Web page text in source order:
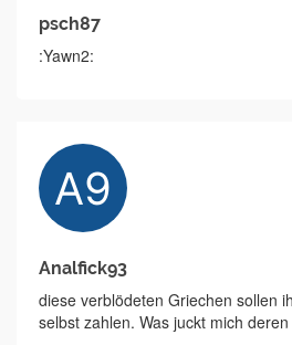
psch87
:Yawn2:
Analfick93
diese verblödeten Griechen sollen
selbst zahlen. Was juckt mich